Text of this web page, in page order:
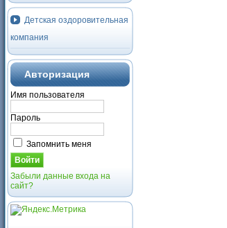
Детская оздоровительная
компания
Авторизация
Имя пользователя
Пароль
Запомнить меня
Забыли данные входа на
сайт?